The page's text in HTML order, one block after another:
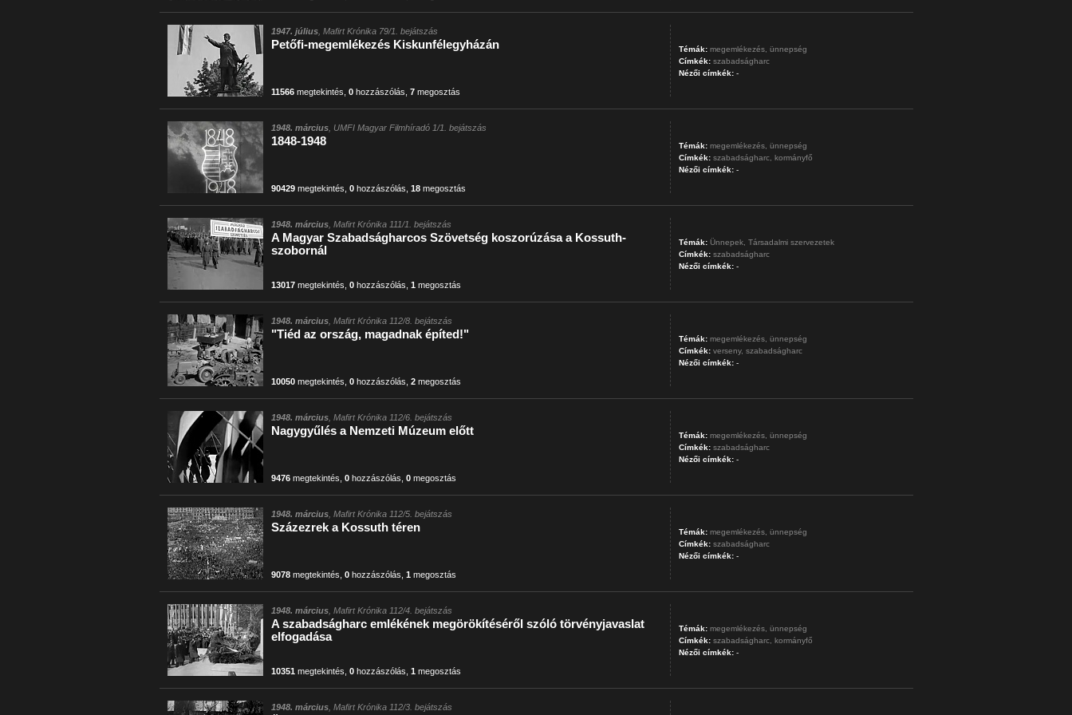
1947. július, Mafirt Krónika 79/1. bejátszás
Petőfi-megemlékezés Kiskunfélegyházán
11566megtekintés 0hozzászólás 7megosztás
Témák: megemlékezés, ünnepség
Címkék: szabadságharc
Nézői címkék:-
1948. március, UMFI Magyar Filmhíradó 1/1. bejátszás
1848-1948
90429megtekintés 0hozzászólás 18megosztás
Témák: megemlékezés, ünnepség
Címkék: szabadságharc, kormányfő
Nézői címkék:-
1948. március, Mafirt Krónika 111/1. bejátszás
A Magyar Szabadságharcos Szövetség koszorúzása a Kossuth-
szobornál
13017megtekintés 0hozzászólás 1 megosztás
Témák: Ünnepek, Társadalmi szervezetek
Címkék: szabadságharc
Nézői címkék:-
1948. március, Mafirt Krónika 112/8. bejátszás
"Tiéd az ország, magadnak építed!"
10050megtekintés 0hozzászólás 2megosztás
Témák: megemlékezés, ünnepség
Címkék: verseny, szabadságharc
Nézői címkék:-
1948. március, Mafirt Krónika 112/6. bejátszás
Nagygyűlés a Nemzeti Múzeum előtt
9476megtekintés 0hozzászólás 0megosztás
Témák: megemlékezés, ünnepség
Címkék: szabadságharc
Nézői címkék:-
1948. március, Mafirt Krónika 112/5. bejátszás
Százezrek a Kossuth téren
9078megtekintés 0hozzászólás 1 megosztás
Témák: megemlékezés, ünnepség
Címkék: szabadságharc
Nézői címkék:-
1948. március, Mafirt Krónika 112/4. bejátszás
A szabadságharc emlékének megörökítéséről szóló törvényjavaslat
elfogadása
10351 megtekintés 0hozzászólás 1 megosztás
Témák: megemlékezés, ünnepség
Címkék: szabadságharc, kormányfő
Nézői címkék:-
1948. március, Mafirt Krónika 112/3. bejátszás